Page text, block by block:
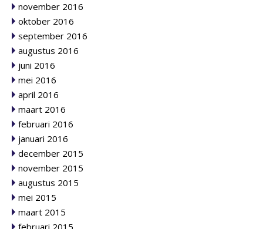
november 2016
oktober 2016
september 2016
augustus 2016
juni 2016
mei 2016
april 2016
maart 2016
februari 2016
januari 2016
december 2015
november 2015
augustus 2015
mei 2015
maart 2015
februari 2015